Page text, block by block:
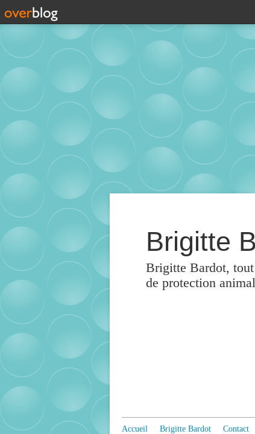
Brigitte
Brigitte Bardot,
de protection
Accueil Brigitte Bardot Contact